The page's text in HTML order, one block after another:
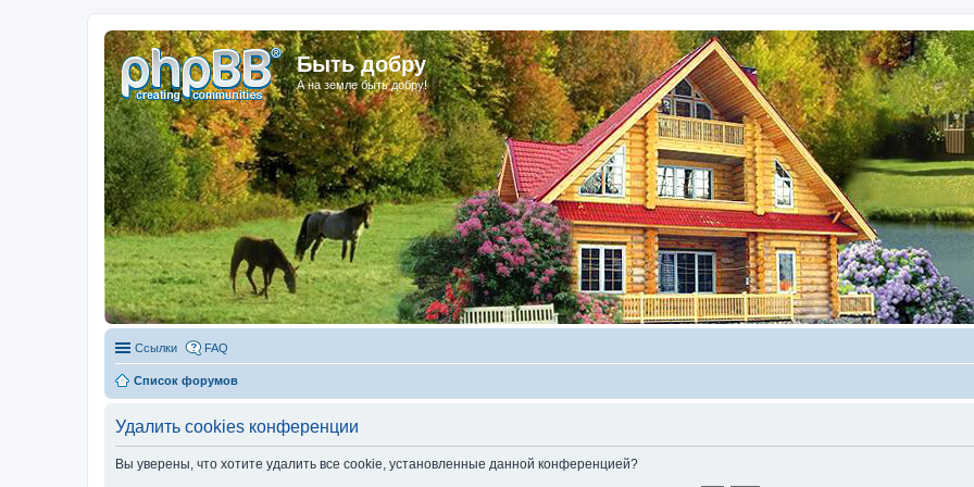
Быть добру
А на земле быть добру!
Ссылки FAQ
Список форумов
Удалить cookies конференции
Вы уверены, что хотите удалить все cookie, установленные данной конференцией?